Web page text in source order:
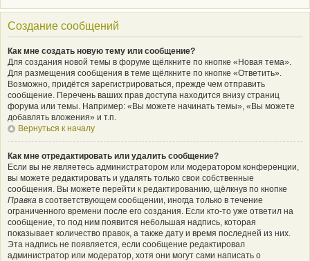
Создание сообщений
Как мне создать новую тему или сообщение?
Для создания новой темы в форуме щёлкните по кнопке «Новая тема».
Для размещения сообщения в теме щёлкните по кнопке «Ответить».
Возможно, придётся зарегистрироваться, прежде чем отправить
сообщение. Перечень ваших прав доступа находится внизу страниц
форума или темы. Например: «Вы можете начинать темы», «Вы можете
добавлять вложения» и т.п.
Вернуться к началу
Как мне отредактировать или удалить сообщение?
Если вы не являетесь администратором или модератором конференции,
вы можете редактировать и удалять только свои собственные
сообщения. Вы можете перейти к редактированию, щёлкнув по кнопке
Правка в соответствующем сообщении, иногда только в течение
ограниченного времени после его создания. Если кто-то уже ответил на
сообщение, то под ним появится небольшая надпись, которая
показывает количество правок, а также дату и время последней из них.
Эта надпись не появляется, если сообщение редактировал
администратор или модератор, хотя они могут сами написать о